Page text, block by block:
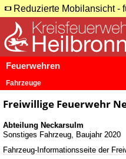
Reduzierte Mobilansicht -
Feuerwehren
Fahrzeuge
Freiwillige Feuerwehr
Abteilung Neckarsulm
Sonstiges Fahrzeug, Baujahr 2020
Fahrzeug-Informationsseite der